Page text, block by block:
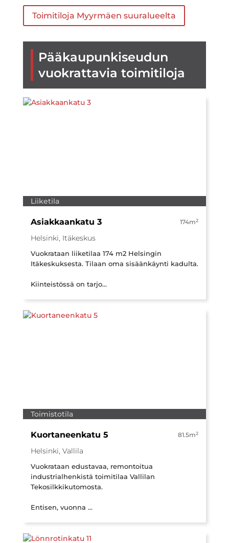
Toimitiloja Myyrmäen suuralueelta
Pääkaupunkiseudun
vuokrattavia toimitiloja
Liiketila
Asiakkaankatu 3 174m2
Helsinki, Itäkeskus
Vuokrataan liiketilaa 174 m2 Helsingin
Itäkeskuksesta. Tilaan oma sisäänkäynti kadulta.
Kiinteistössä on tarjo...
Toimistotila
Kuortaneenkatu 5 81.5m2
Helsinki, Vallila
Vuokrataan edustavaa, remontoitua
industrialhenkistä toimitilaa Vallilan
Tekosilkkikutomosta.
Entisen, vuonna ...